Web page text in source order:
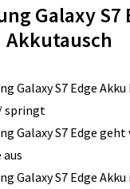
Galaxy S7
Akkutausch
Galaxy S7 Edge
springt
Galaxy S7 Edge geht
Galaxy S7 Edge